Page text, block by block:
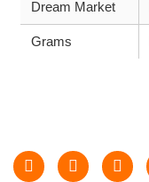
Dream Market
Grams